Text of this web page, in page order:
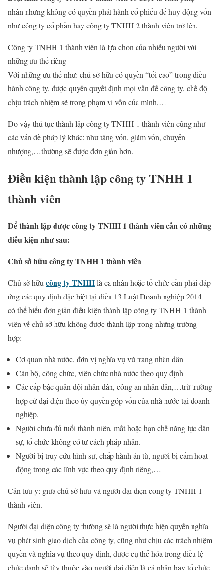
nhân nhưng không có quyền phát hành cổ phiếu để huy động vốn
như công ty cổ phần hay công ty TNHH 2 thành viên trở lên.
Công ty TNHH 1 thành viên là lựa chon của nhiều người với
những ưu thế riêng
Với những ưu thế như: chủ sở hữu có quyền “tối cao” trong điều
hành công ty, được quyền quyết định mọi vấn đề công ty, chế độ
chịu trách nhiệm sẽ trong phạm vi vốn của mình,…
Do vậy thủ tục thành lập công ty TNHH 1 thành viên cũng như
các vấn đề pháp lý khác: như tăng vốn, giảm vốn, chuyển
nhượng,…thường sẽ được đơn giản hơn.
Điều kiện thành lập công ty TNHH 1
thành viên
Để thành lập được công ty TNHH 1 thành viên cần có những
điều kiện như sau:
Chủ sở hữu công ty TNHH 1 thành viên
Chủ sở hữu công ty TNHHlà cá nhân hoặc tổ chức cần phải đáp
ứng các quy định đặc biệt tại điều 13 Luật Doanh nghiệp 2014,
có thể hiểu đơn giản điều kiện thành lập công ty TNHH 1 thành
viên về chủ sở hữu không được thành lập trong những trường
hợp:
Cơ quan nhà nước, đơn vị nghĩa vụ vũ trang nhân dân
Cán bộ, công chức, viên chức nhà nước theo quy định
Các cấp bậc quân đội nhân dân, công an nhân dân,…trừ trường
hợp cử đại diện theo ủy quyền góp vốn của nhà nước tại doanh
nghiệp.
Người chưa đủ tuổi thành niên, mất hoặc hạn chế năng lực dân
sự, tổ chức không có tư cách pháp nhân.
Người bị truy cứu hình sự, chấp hành án tù, người bị cấm hoạt
động trong các lĩnh vực theo quy định riêng,…
Cần lưu ý: giữa chủ sở hữu và người đại diện công ty TNHH 1
thành viên.
Người đại diện công ty thường sẽ là người thực hiện quyền nghĩa
vụ phát sinh giao dịch của công ty, cũng như chịu các trách nhiệm
quyền và nghĩa vụ theo quy định, được cụ thể hóa trong điều lệ
chức danh sẽ tùy thuộc vào người đại diện là cá nhân hay tổ chức.